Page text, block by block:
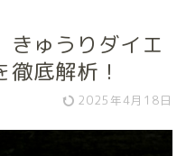
きゅうりダイエ
底解析！
2025年4月18日